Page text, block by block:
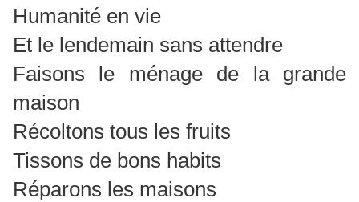
Humanité en vie
Et le lendemain sans attendre
Faisons le ménage de la grande
maison
Récoltons tous les fruits
Tissons de bons habits
Réparons les maisons